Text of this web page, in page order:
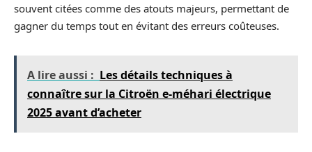
souvent citées comme des atouts majeurs, permettant de
gagner du temps tout en évitant des erreurs coûteuses.
A lire aussi : Les détails techniques à
connaître sur la Citroën e-méhari électrique
2025 avant d’acheter